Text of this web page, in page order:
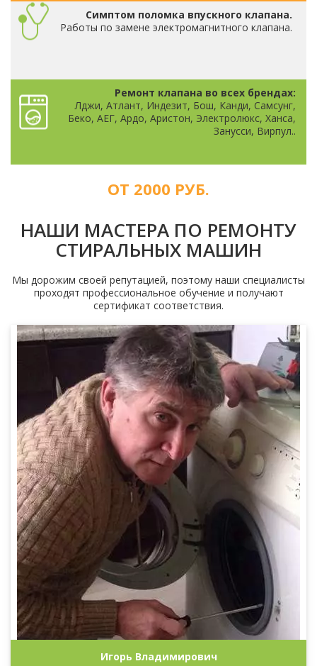
Симптом поломка впускного клапана.
Работы по замене электромагнитного клапана.
Ремонт клапана во всех брендах:
Лджи, Атлант, Индезит, Бош, Канди, Самсунг,
Беко, АЕГ, Ардо, Аристон, Электролюкс, Ханса,
Занусси, Вирпул..
ОТ 2000 РУБ.
НАШИ МАСТЕРА ПО РЕМОНТУ
СТИРАЛЬНЫХ МАШИН
Мы дорожим своей репутацией, поэтому наши специалисты
проходят профессиональное обучение и получают
сертификат соответствия.
Игорь Владимирович